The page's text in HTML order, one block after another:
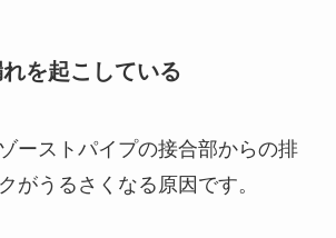
を起こしている
ーストパイプの接合部からの排
がうるさくなる原因です。